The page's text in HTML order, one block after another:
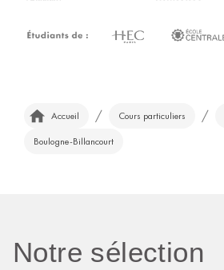
Accueil / Cours particuliers /
Boulogne-Billancourt
Notre sélection